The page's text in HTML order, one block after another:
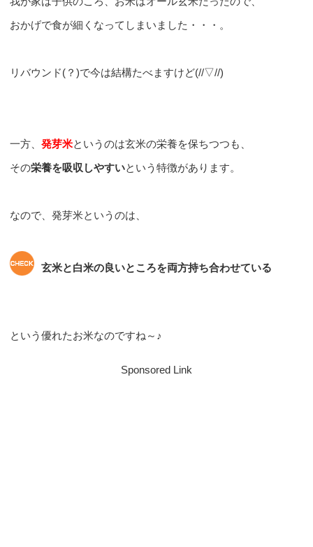
おかげで食が細くなってしまいました・・・。
リバウンド(？)で今は結構たべますけど(//▽//)
一方、発芽米というのは玄米の栄養を保ちつつも、
その栄養を吸収しやすいという特徴があります。
なので、発芽米というのは、
玄米と白米の良いところを両方持ち合わせている
という優れたお米なのですね～♪
Sponsored Link